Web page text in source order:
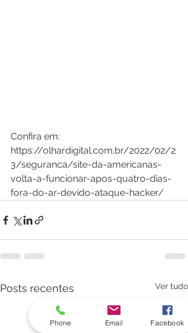
Confira em:
https://olhardigital.com.br/2022/02/2
3/seguranca/site-da-americanas-
volta-a-funcionar-apos-quatro-dias-
fora-do-ar-devido-ataque-hacker/
Posts recentes Ver tudo
Phone Email Facebook